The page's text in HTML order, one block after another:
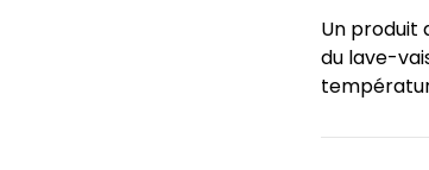
Un produit
du lave-